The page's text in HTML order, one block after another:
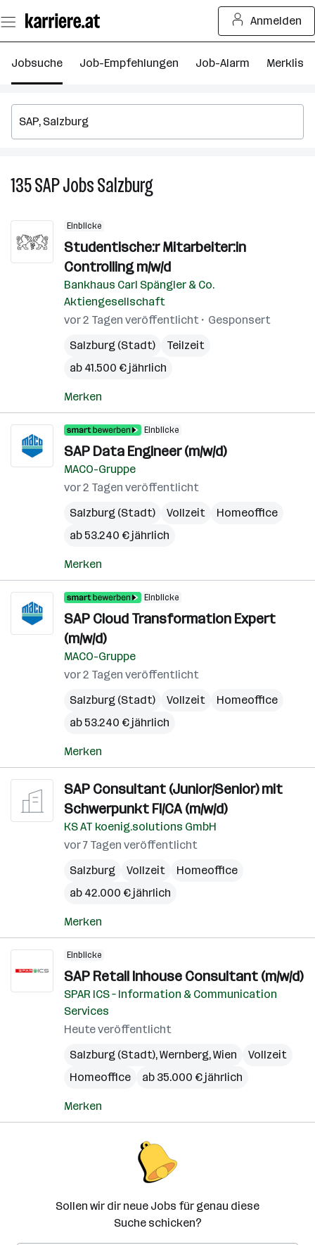
Seiteninhalt
springen
Anmelden
Jobsuche Job-Empfehlungen Job-Alarm Merkliste
135SAPJobsSalzburg135
SAP
Salzburg
Einblicke
Studentische:r Mitarbeiter:in
Controlling m/w/d
Bankhaus Carl Spängler & Co.
Aktiengesellschaft
vor 2 Tagen veröffentlicht
Gesponsert
Salzburg (Stadt)
Teilzeit
ab 41.500 € jährlich
Merken
Einblicke
SAP Data Engineer (m/w/d)
MACO-Gruppe
vor 2 Tagen veröffentlicht
Salzburg (Stadt)
Vollzeit
Homeoffice
ab 53.240 € jährlich
Merken
Einblicke
SAP Cloud Transformation Expert
(m/w/d)
MACO-Gruppe
vor 2 Tagen veröffentlicht
Salzburg (Stadt)
Vollzeit
Homeoffice
ab 53.240 € jährlich
Merken
SAP Consultant (Junior/Senior) mit
Schwerpunkt FI/CA (m/w/d)
KS AT koenig.solutions GmbH
vor 7 Tagen veröffentlicht
Salzburg
Vollzeit
Homeoffice
ab 42.000 € jährlich
Merken
Einblicke
SAP Retail Inhouse Consultant (m/w/d)
SPAR ICS – Information & Communication
Services
Heute veröffentlicht
Salzburg (Stadt),Wernberg,Wien
Vollzeit
Homeoffice
ab 35.000 € jährlich
Merken
Sollen wir dir neue Jobs für genau diese
Suche schicken?